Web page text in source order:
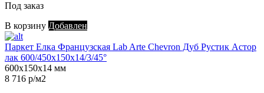
Под заказ
В корзину Добавлен
Паркет Елка Французская Lab Arte Chevron Дуб Рустик Астор
лак 600/450х150х14/3/45°
600х150х14 мм
8 716 р/м2